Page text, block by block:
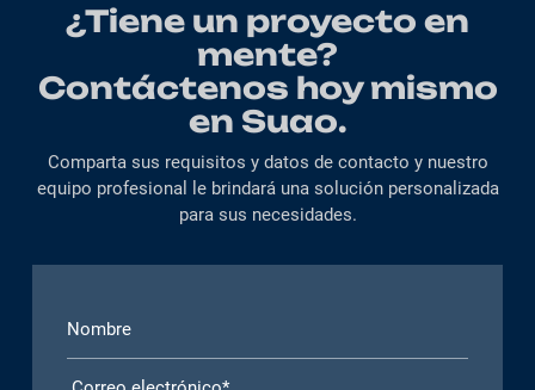
¿Tiene un proyecto en
mente?
Contáctenos hoy mismo
en Suao.
Comparta sus requisitos y datos de contacto y nuestro
equipo profesional le brindará una solución personalizada
para sus necesidades.